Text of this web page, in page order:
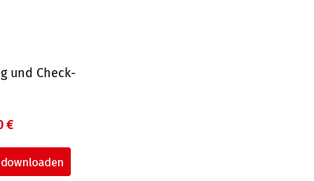
und Check­
€